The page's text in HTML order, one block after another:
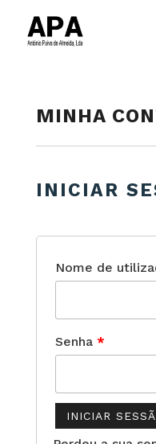
MINHA
INICIAR
Nome de
Senha *
INICIAR